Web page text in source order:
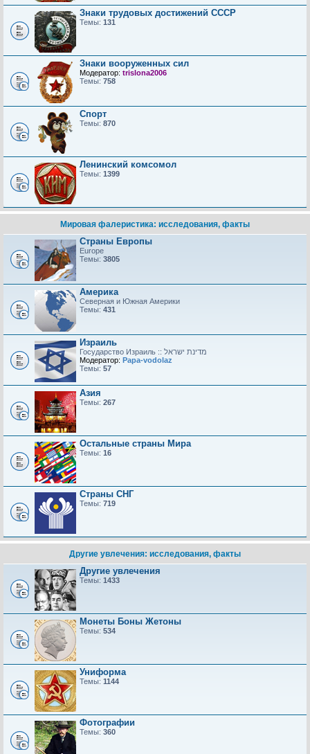
Знаки трудовых достижений CCCP
Темы: 131
Знаки вооруженных сил
Модератор: trislona2006
Темы: 758
Спорт
Темы: 870
Ленинский комсомол
Темы: 1399
Мировая фалеристика: исследования, факты
Страны Европы
Europe
Темы: 3805
Америка
Северная и Южная Америки
Темы: 431
Израиль
Модератор: Papa-vodolaz
Темы: 57
Азия
Темы: 267
Остальные страны Мира
Темы: 16
Страны СНГ
Темы: 719
Другие увлечения: исследования, факты
Другие увлечения
Темы: 1433
Монеты Боны Жетоны
Темы: 534
Униформа
Темы: 1144
Фотографии
Темы: 360